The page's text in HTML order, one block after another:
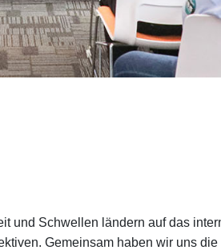
und Schwellen ländern auf das
Gemeinsam haben wir uns